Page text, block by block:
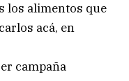
los alimentos que
acá, en
campaña